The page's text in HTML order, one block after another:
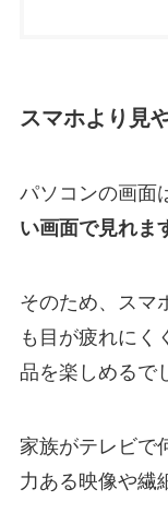
スマホより見
パソコンの画面
い画面で見れま
そのため、スマ
も目が疲れにく
品を楽しめるで
家族がテレビで
力ある映像や繊